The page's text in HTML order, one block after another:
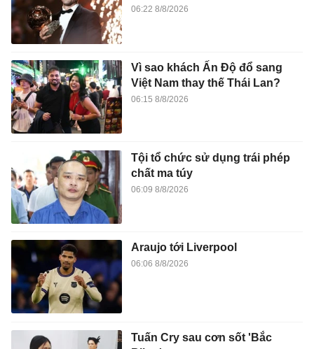
06:22 8/8/2026
Vì sao khách Ấn Độ đổ sang
Việt Nam thay thế Thái Lan?
06:15 8/8/2026
Tội tổ chức sử dụng trái phép
chất ma túy
06:09 8/8/2026
Araujo tới Liverpool
06:06 8/8/2026
Tuấn Cry sau cơn sốt 'Bắc